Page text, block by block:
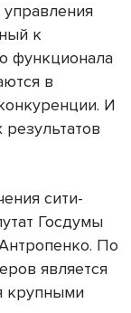
управления
к
функционала
в
И
сити-
Госдумы
По
является
крупными